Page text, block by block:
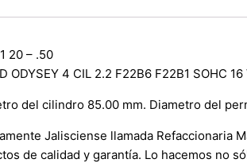
20 – .50
ODYSEY 4 CIL 2.2 F22B6 F22B1 SOHC
del cilindro 85.00 mm. Diametro del
Jalisciense llamada Refaccionaria
de calidad y garantía. Lo hacemos no